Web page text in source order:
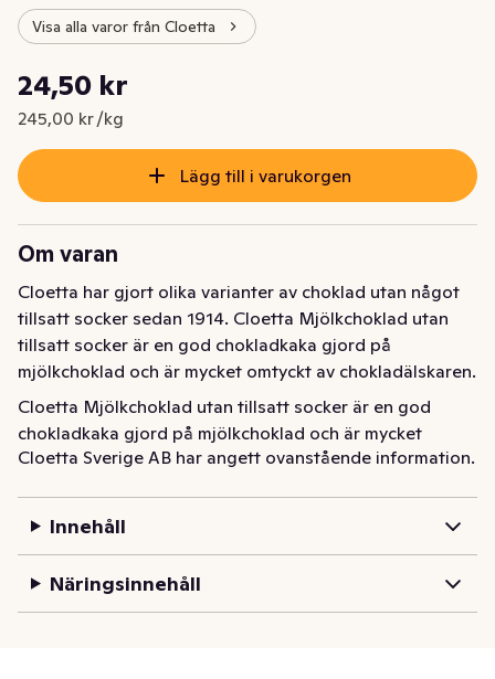
Visa alla varor från Cloetta
Nuvarande pris är: 24,50 kr
24,50 kr
245,00 kr /kg
Styckpris: 245,00 kr /kg
Lägg till i varukorgen
Om varan
Cloetta har gjort olika varianter av choklad utan något
tillsatt socker sedan 1914. Cloetta Mjölkchoklad utan
tillsatt socker är en god chokladkaka gjord på
mjölkchoklad och är mycket omtyckt av chokladälskaren.
Cloetta Mjölkchoklad utan tillsatt socker är en god
chokladkaka gjord på mjölkchoklad och är mycket
omtyckt av chokladälskaren. Sedan 1914 har Cloetta
chokladälskare. Chokladkakan innehåller 100 g.
Cloetta Sverige AB har angett ovanstående information.
Innehåll
Näringsinnehåll